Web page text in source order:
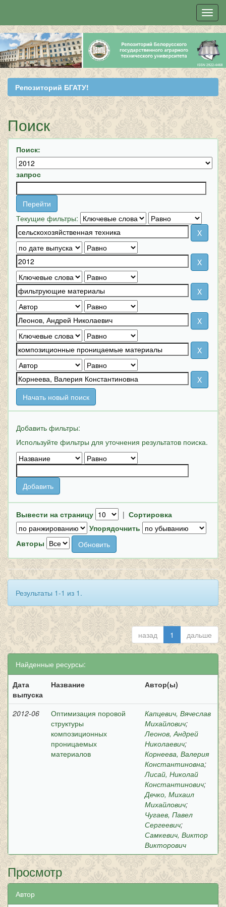
Skip
navigation
Репозиторий БГАТУ!
Поиск
Поиск:
запрос
Текущие фильтры:
Начать новый поиск
Добавить фильтры:
Используйте фильтры для уточнения результатов поиска.
Вывести на страницу | Сортировка
Упорядочнить
Авторы
Результаты 1-1 из 1.
назад 1 дальше
Найденные ресурсы:
Дата
выпуска
Название Автор(ы)
2012-06
Оптимизация поровой
структуры
композиционных
проницаемых
материалов
Капцевич, Вячеслав
Михайлович;
Леонов, Андрей
Николаевич;
Корнеева, Валерия
Константиновна;
Лисай, Николай
Константинович;
Дечко, Михаил
Михайлович;
Чугаев, Павел
Сергеевич;
Самкевич, Виктор
Викторович
Просмотр
Автор